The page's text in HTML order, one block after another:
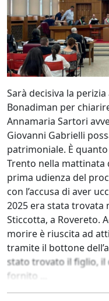
Sarà decisiva la
Bonadiman per
Annamaria Sartori
Giovanni Gabrielli
patrimoniale. È
Trento nella mattinata
prima udienza del
con l’accusa di aver
2025 era stata trovata
Sticcotta, a Rovereto.
morire è riuscita ad
tramite il bottone
stato trovato il figlio, il
fornito ...